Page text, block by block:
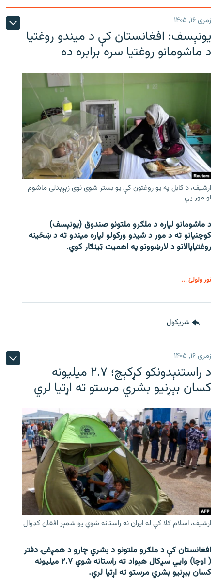
زمری ۱۶, ۱۴۰۵
یونېسف: افغانستان کې د میندو روغتیا
د ماشومانو روغتیا سره برابره ده
ارشیف، د کابل په یو روغتون کې یو بستر شوی نوی زېږېدلی ماشوم
او مور یې
د ماشومانو لپاره د ملګرو ملتونو صندوق (یونېسف)
کوچنیانو ته د مور د شیدو ورکولو لپاره میندو ته د ښځینه
روغتیاپالانو د لارښوونو په اهمیت ټینګار کوي.
نور ولولئ ...
شريکول
زمری ۱۶, ۱۴۰۵
د راستنېدونکو کړکېچ؛ ۲.۷ میلیونه
کسان بېړنیو بشري مرستو ته اړتیا لري
ارشیف، اسلام کلا کې له ایران نه راستانه شوي یو شمېر افغان کډوال
افغانستان کې د ملګرو ملتونو د بشري چارو د همږغۍ دفتر
( اوچا) وايي سږکال هېواد ته راستانه شوي ۲.۷ میلیونه
کسان بېړنیو بشري مرستو ته اړتیا لري.